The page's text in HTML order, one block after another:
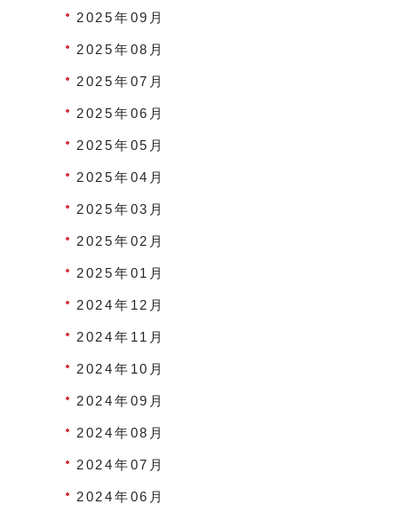
2025年09月
2025年08月
2025年07月
2025年06月
2025年05月
2025年04月
2025年03月
2025年02月
2025年01月
2024年12月
2024年11月
2024年10月
2024年09月
2024年08月
2024年07月
2024年06月